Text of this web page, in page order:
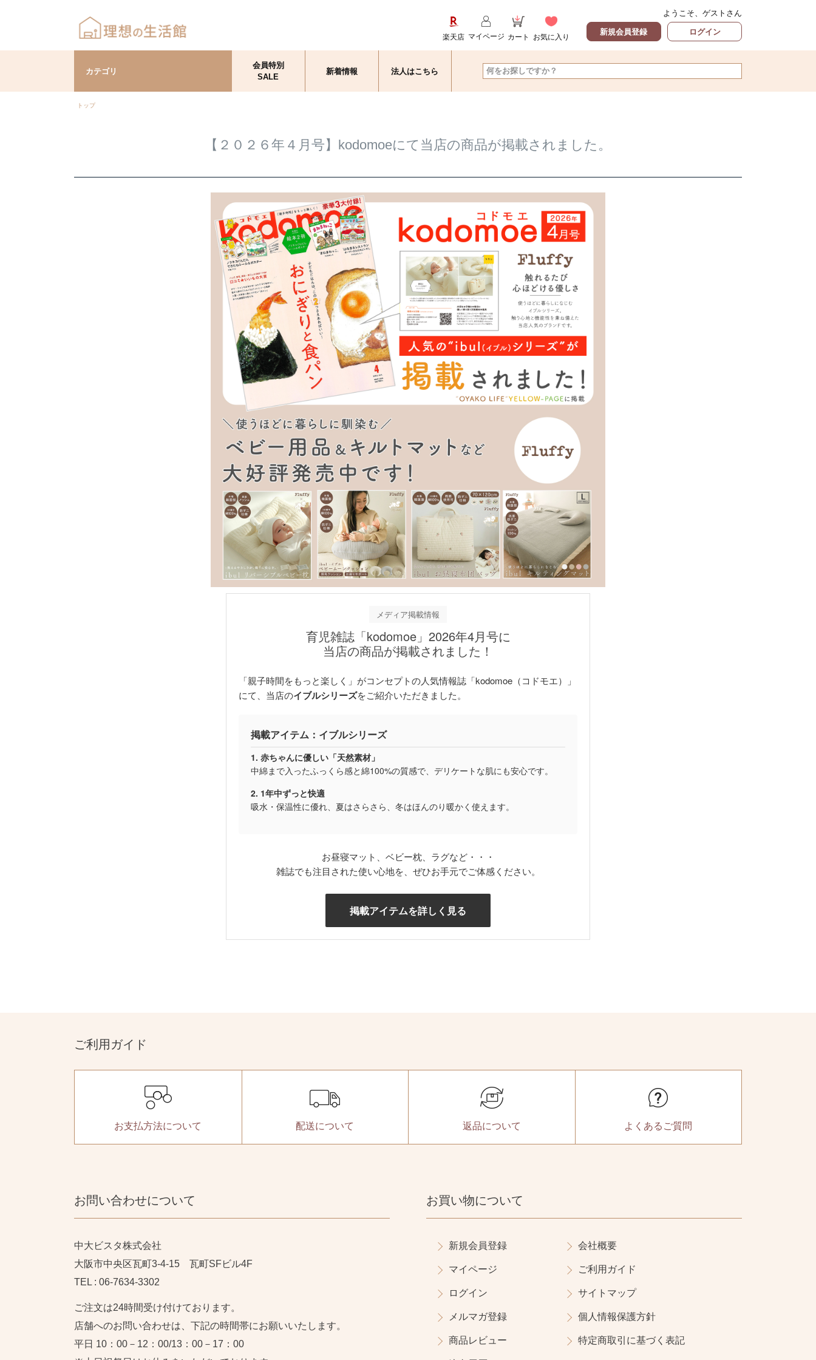
楽天店 マイページ カート お気に入り
ようこそ、ゲストさん
新規会員登録 ログイン
カテゴリ
会員特別
SALE
新着情報 法人はこちら
検索
トップ
【２０２６年４月号】kodomoeにて当店の商品が掲載されました。
メディア掲載情報
育児雑誌「kodomoe」2026年4月号に
当店の商品が掲載されました！
「親子時間をもっと楽しく」がコンセプトの人気情報誌「kodomoe（コドモエ）」
にて、当店のイブルシリーズをご紹介いただきました。
掲載アイテム：イブルシリーズ
1. 赤ちゃんに優しい「天然素材」
中綿まで入ったふっくら感と綿100%の質感で、デリケートな肌にも安心です。
2. 1年中ずっと快適
吸水・保温性に優れ、夏はさらさら、冬はほんのり暖かく使えます。
お昼寝マット、ベビー枕、ラグなど・・・
雑誌でも注目された使い心地を、ぜひお手元でご体感ください。
掲載アイテムを詳しく見る
ご利用ガイド
お支払方法について 配送について 返品について よくある ご質問
お問い合わせについて
中大ビスタ株式会社
大阪市中央区瓦町3-4-15 瓦町SFビル4F
TEL : 06-7634-3302
ご注文は24時間受け付けております。
店舗へのお問い合わせは、下記の時間帯にお願いいたします。
平日 10：00－12：00/13：00－17：00
お買い物について
新規会員登録
マイページ
ログイン
メルマガ登録
商品レビュー
会社概要
ご利用ガイド
サイトマップ
個人情報保護方針
特定商取引に基づく表記